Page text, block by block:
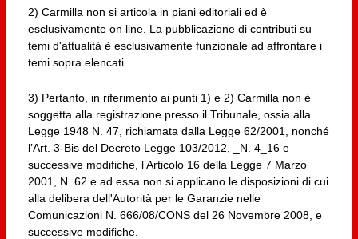
2) Carmilla non si articola in piani editoriali ed è
esclusivamente on line. La pubblicazione di contributi su
temi d'attualità è esclusivamente funzionale ad affrontare i
temi sopra elencati.
3) Pertanto, in riferimento ai punti 1) e 2) Carmilla non è
soggetta alla registrazione presso il Tribunale, ossia alla
Legge 1948 N. 47, richiamata dalla Legge 62/2001, nonché
l’Art. 3-Bis del Decreto Legge 103/2012, _N. 4_16 e
successive modifiche, l’Articolo 16 della Legge 7 Marzo
2001, N. 62 e ad essa non si applicano le disposizioni di cui
alla delibera dell'Autorità per le Garanzie nelle
Comunicazioni N. 666/08/CONS del 26 Novembre 2008, e
successive modifiche.